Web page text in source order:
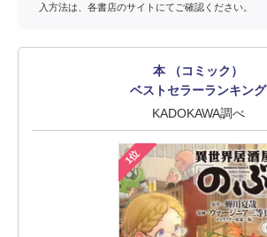
入方法は、各書店のサイトにてご確認ください。
本 （コミック）
ベストセラーランキング
KADOKAWA調べ
1位